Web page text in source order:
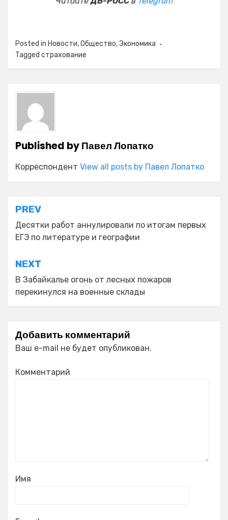
Posted in Новости,Общество,Экономика
Tagged страхование
Published byПавел Лопатко
Корреспондент View all posts by Павел Лопатко
Навигация
по
записям
PREV
Десятки работ аннулировали по итогам первых
ЕГЭ по литературе и географии
NEXT
В Забайкалье огонь от лесных пожаров
перекинулся на военные склады
Добавить комментарий
Ваш e-mail не будет опубликован.
Комментарий
Имя